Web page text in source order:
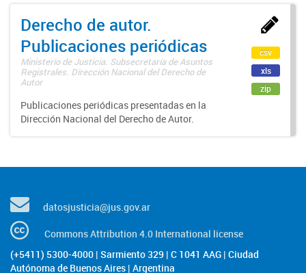
Derecho de autor.
Publicaciones periódicas
Ministerio de Justicia. Subsecretaría de Asuntos
Registrales. Dirección Nacional del Derecho de
Autor
Publicaciones periódicas presentadas en la
Dirección Nacional del Derecho de Autor.
csv
xls
zip
datosjusticia@jus.gov.ar
Commons Attribution 4.0 International license
(+5411) 5300-4000 | Sarmiento 329 | C 1041 AAG | Ciudad
Autónoma de Buenos Aires | Argentina